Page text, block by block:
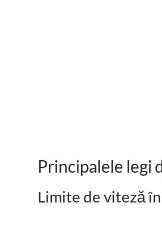
Principalele legi
Limite de viteză